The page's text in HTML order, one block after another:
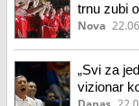
trnu zubi
Nova
„Svi za
vizionar